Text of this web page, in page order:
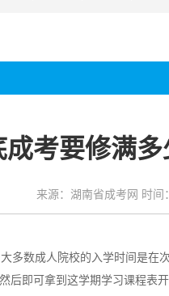
成考要修满
来源：湖南省成考网 时间
多数成人院校的入学时间是在
后即可拿到这学期学习课程表